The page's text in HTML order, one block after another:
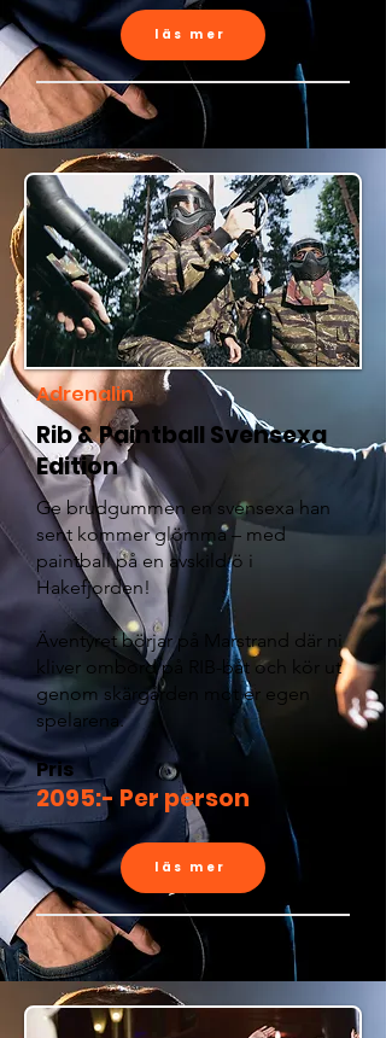
läs mer
Adrenalin
Rib & Paintball Svensexa
Edition
Ge brudgummen en svensexa han
sent kommer glömma – med
paintball på en avskild ö i
Hakefjorden!
Äventyret börjar på Marstrand där ni
kliver ombord på RIB-båt och kör ut
genom skärgården mot er egen
spelarena.
Pris
2095:- Per person
läs mer